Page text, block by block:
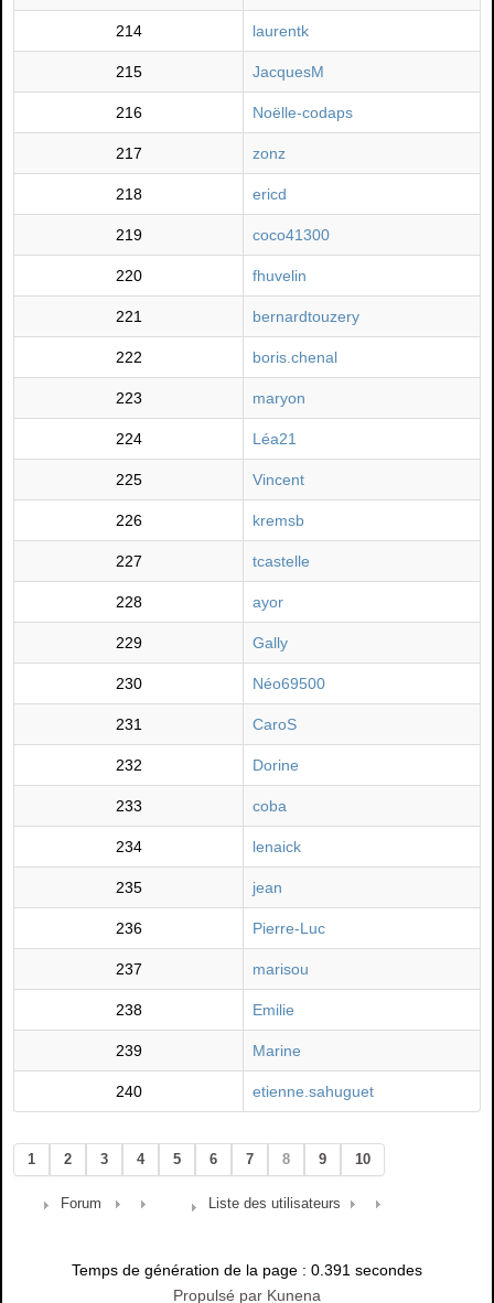
214 laurentk
215 JacquesM
216 Noëlle-codaps
217 zonz
218 ericd
219 coco41300
220 fhuvelin
221 bernardtouzery
222 boris.chenal
223 maryon
224 Léa21
225 Vincent
226 kremsb
227 tcastelle
228 ayor
229 Gally
230 Néo69500
231 CaroS
232 Dorine
233 coba
234 lenaick
235 jean
236 Pierre-Luc
237 marisou
238 Emilie
239 Marine
240 etienne.sahuguet
1 2 3 4 5 6 7 8 9 10
Forum Liste des utilisateurs
Temps de génération de la page : 0.391 secondes
Propulsé par Kunena